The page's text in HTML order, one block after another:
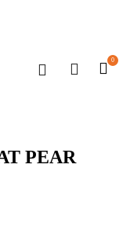
0
PEAR